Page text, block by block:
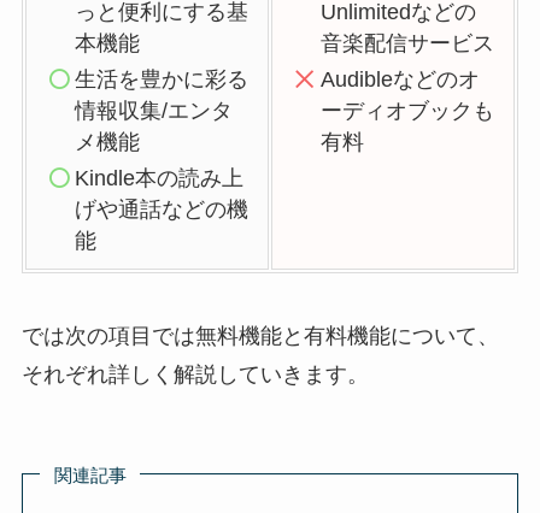
っと便利にする基
本機能
生活を豊かに彩る
情報収集/エンタ
メ機能
Kindle本の読み上
げや通話などの機
能
Unlimitedなどの
音楽配信サービス
Audibleなどのオ
ーディオブックも
有料
では次の項目では無料機能と有料機能について、
それぞれ詳しく解説していきます。
関連記事